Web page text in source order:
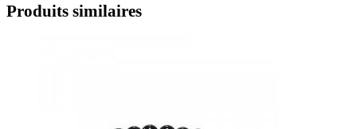
Produits similaires